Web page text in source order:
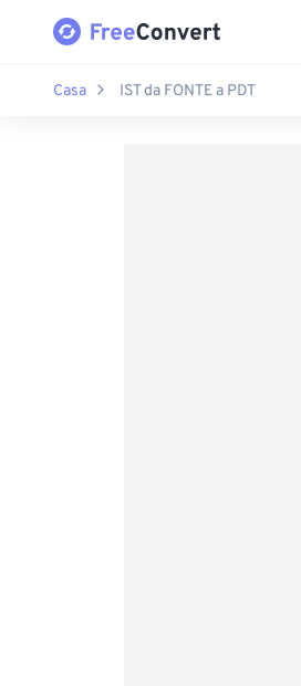
Casa IST da FONTE a PDT